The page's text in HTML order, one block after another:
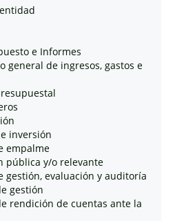
e Informes
general de ingresos, gastos e
inversión
empalme
pública y/o relevante
gestión, evaluación y auditoría
gestión
rendición de cuentas ante la